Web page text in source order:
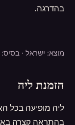
בהדרגה.
מוצא: ישראל ·
הזמנת ליה
ליה מופיעה בכל
בהתראה קצרה